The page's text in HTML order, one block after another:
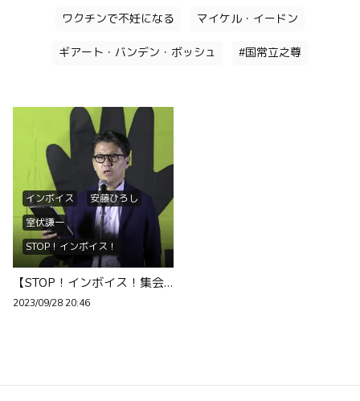
ワクチンで不妊になる マイケル・イードン
ギアート・バンデン・ボッシュ #国常立之尊
インボイス
安藤ひろし
室伏謙一
STOP！インボイス！
赤字黒字
【STOP！インボイス！集会＠首相官邸前】9/25ー
2023/09/28 20:46